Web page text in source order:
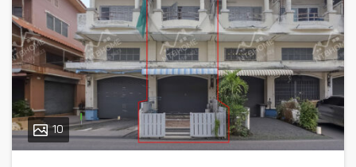
10